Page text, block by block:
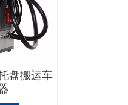
盘搬运车